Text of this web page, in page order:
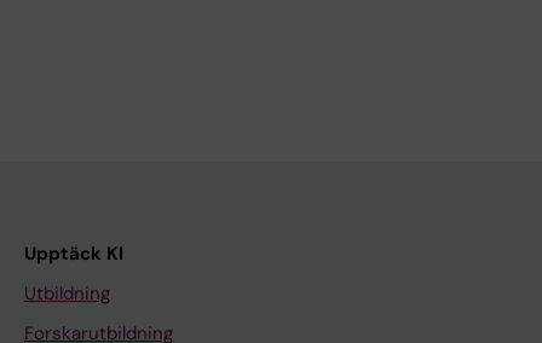
Upptäck KI
Utbildning
Forskarutbildning